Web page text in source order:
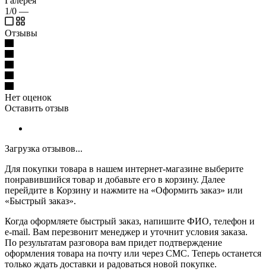
1/0 —
Отзывы
Нет оценок
Оставить отзыв
Загрузка отзывов...
Для покупки товара в нашем интернет-магазине выберите
понравившийся товар и добавьте его в корзину. Далее
перейдите в Корзину и нажмите на «Оформить заказ» или
«Быстрый заказ».
Когда оформляете быстрый заказ, напишите ФИО, телефон и
e-mail. Вам перезвонит менеджер и уточнит условия заказа.
По результатам разговора вам придет подтверждение
оформления товара на почту или через СМС. Теперь останется
только ждать доставки и радоваться новой покупке.